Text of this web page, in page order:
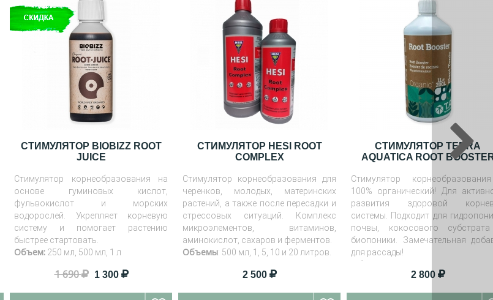
СТИМУЛЯТОР BIOBIZZ ROOT
JUICE
Стимулятор корнеобразования на
основе гуминовых кислот,
фульвокислот и морских
водорослей. Укрепляет корневую
систему и помогает растению
быстрее стартовать.
Объем: 250 мл, 500 мл, 1 л
1 690 1 300
СТИМУЛЯТОР HESI ROOT
COMPLEX
Стимулятор корнеобразования для
черенков, молодых, материнских
растений, а также после пересадки и
стрессовых ситуаций. Комплекс
микроэлементов, витаминов,
аминокислот, сахаров и ферментов.
Объемы: 500 мл, 1, 5, 10 и 20 литров.
2 500
СТИМУЛЯТОР TERRA
AQUATICA ROOT
Стимулятор
100% органический! Для
развития здоровой
системы. Подходит для
почвы, кокосового
биопоники. Замечательная
для рассады!
Объем
2 800